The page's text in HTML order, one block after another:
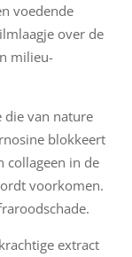
voedende
over de
milieu-
die van nature
blokkeert
collageen in de
voorkomen.
extract